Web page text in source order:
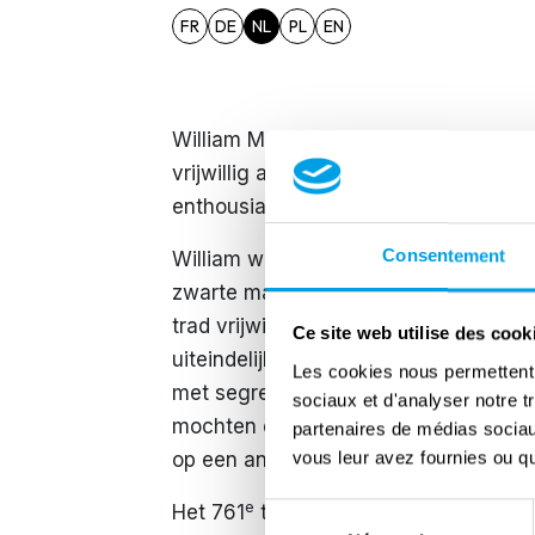
Consentement
Ce site web utilise des
Les cookies nous
sociaux et d'analyser notre
partenaires de médias
vous leur avez fournies ou
Sélection
FR DE NL PL EN
William McBurney werd geboren in
vrijwillig aan bij het Amerikaanse
enthousiast was over het oorlog
William wilde in eerste instantie
zwarte man nooit een vliegtuig zou
trad vrijwillig in dienst om piloot te
uiteindelijk toegewezen aan het 761
met segregatie in het leger toen
mochten eten als witte
op een andere plek moesten eten.
Het 761 e tankbataljon, ook bekend